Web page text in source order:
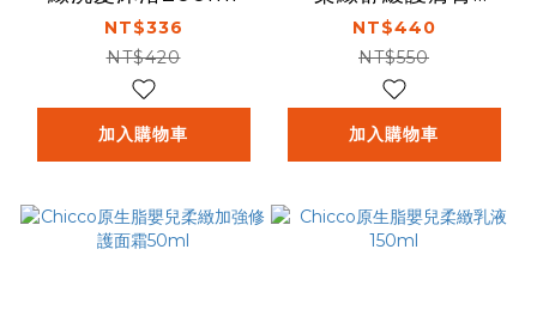
NT$336
NT$420
加入購物車
100ml(屁屁膏)
NT$440
NT$550
加入購物車